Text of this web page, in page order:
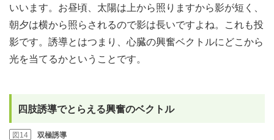
いいます。お昼頃、太陽は上から照りますから影が短く、
朝夕は横から照らされるので影は長いですよね。これも投
影です。誘導とはつまり、心臓の興奮ベクトルにどこから
光を当てるかということです。
四肢誘導でとらえる興奮のベクトル
図14 双極誘導